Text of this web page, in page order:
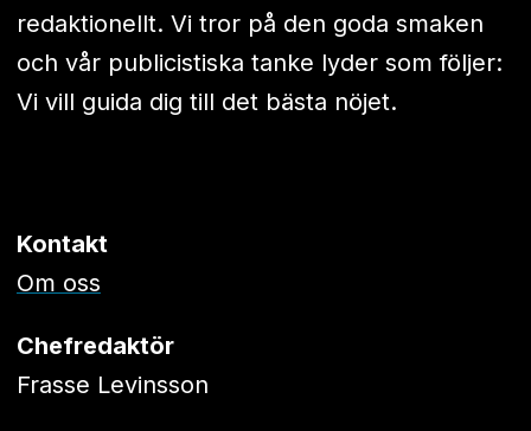
redaktionellt. Vi tror på den goda smaken
och vår publicistiska tanke lyder som följer:
Vi vill guida dig till det bästa nöjet.
Kontakt
Om oss
Chefredaktör
Frasse Levinsson